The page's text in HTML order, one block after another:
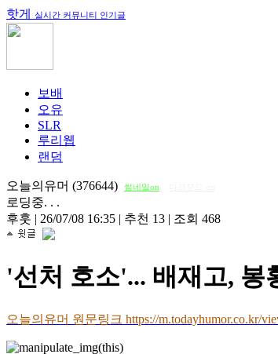
핫게 실시간 커뮤니티 인기글
보배
오유
SLR
루리웹
랜덤
오늘의유머 (376644) 썸네일on
로딩중. . .
후훗 | 26/07/08 16:35 | 추천 13 | 조회 468
'선처 호소'... 배재고, 봉
오늘의유머 원문링크 https://m.todayhumor.co.kr/